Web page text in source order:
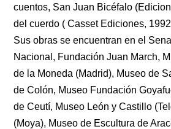
cuentos, San Juan Bicéfalo
del cuerdo ( Casset Ediciones,
Sus obras se encuentran en el
Nacional, Fundación Juan March,
de la Moneda (Madrid), Museo de
de Colón, Museo Fundación
de Ceutí, Museo León y Castillo
(Moya), Museo de Escultura de